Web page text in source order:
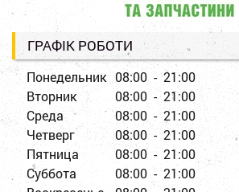
ГРАФІК РОБОТИ
Понедельник 08:00 - 21:00
Вторник
08:00 - 21:00
Среда
08:00 - 21:00
Четверг
08:00 - 21:00
Пятница
08:00 - 21:00
Суббота
08:00 - 21:00